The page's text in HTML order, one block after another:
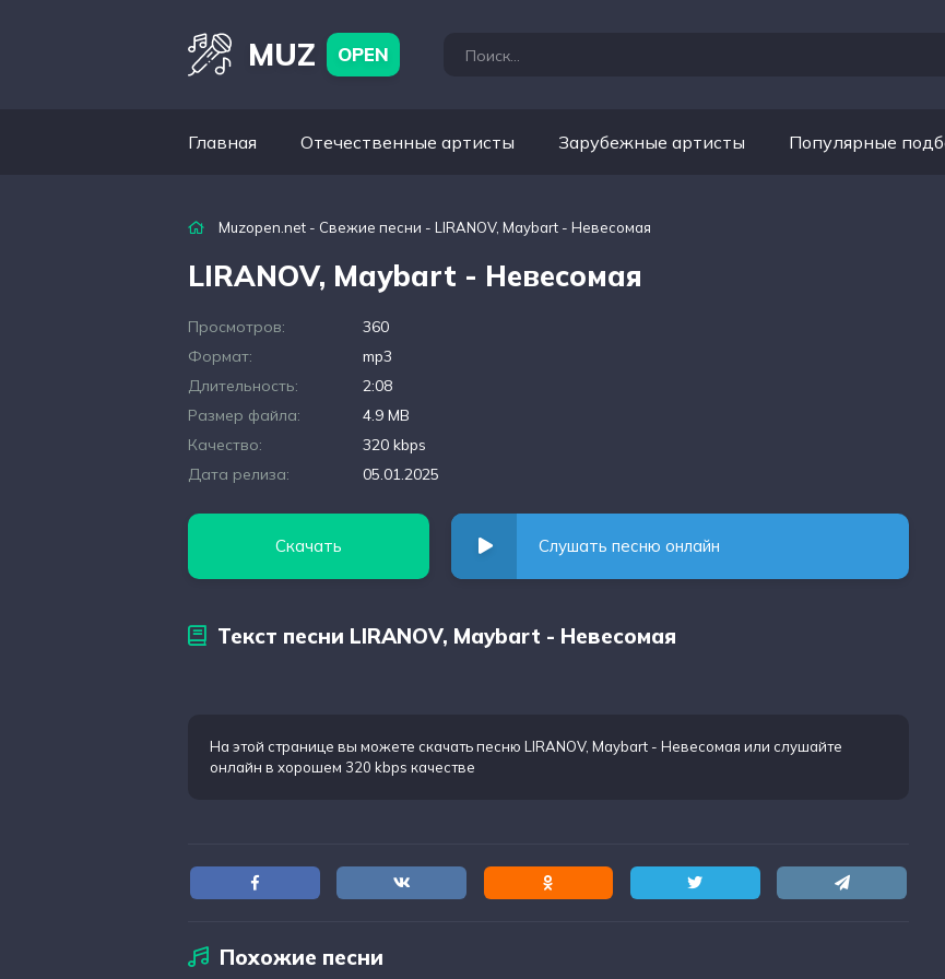
MUZ OPEN
Главная Отечественные артисты Зарубежные артисты Популярные
Muzopen.net - Свежие песни - LIRANOV, Maybart - Невесомая
LIRANOV, Maybart - Невесомая
Просмотров:
360
Формат:
mp3
Длительность:
2:08
Размер файла:
4.9 MB
Качество:
320 kbps
Дата релиза:
05.01.2025
Скачать Слушать песню онлайн
Текст песни LIRANOV, Maybart - Невесомая
На этой странице вы можете скачать песню LIRANOV, Maybart - Невесомая или слушайте
онлайн в хорошем 320 kbps качестве
Похожие песни